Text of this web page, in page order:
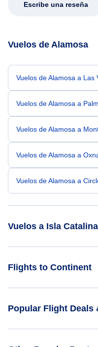
Escribe una reseña
Vuelos de Alamosa
Vuelos de Alamosa a Las
Vuelos de Alamosa a
Vuelos de Alamosa a
Vuelos de Alamosa a
Vuelos de Alamosa a
Vuelos a Isla Catalina
Vuelos de Colorado
Flights to Continent
Popular Flight Deals